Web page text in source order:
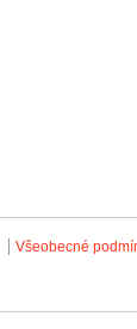
Všeobecné